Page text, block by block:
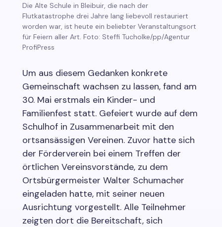
Die Alte Schule in Bleibuir, die nach der
Flutkatastrophe drei Jahre lang liebevoll restauriert
worden war, ist heute ein beliebter Veranstaltungsort
für Feiern aller Art. Foto: Steffi Tucholke/pp/Agentur
ProfiPress
Um aus diesem Gedanken konkrete
Gemeinschaft wachsen zu lassen, fand am
30. Mai erstmals ein Kinder- und
Familienfest statt. Gefeiert wurde auf dem
Schulhof in Zusammenarbeit mit den
ortsansässigen Vereinen. Zuvor hatte sich
der Förderverein bei einem Treffen der
örtlichen Vereinsvorstände, zu dem
Ortsbürgermeister Walter Schumacher
eingeladen hatte, mit seiner neuen
Ausrichtung vorgestellt. Alle Teilnehmer
zeigten dort die Bereitschaft, sich